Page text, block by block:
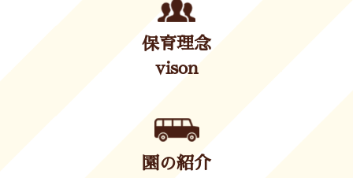
保育理念
vison
園の紹介